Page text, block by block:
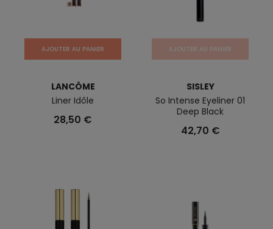
AJOUTER AU PANIER
LANCÔME
Liner Idôle
28,50 €
AJOUTER AU PANIER
SISLEY
So Intense Eyeliner 01
Deep Black
42,70 €